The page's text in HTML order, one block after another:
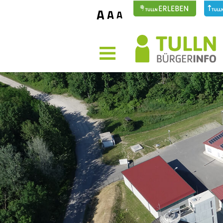
AAA
MENÜ